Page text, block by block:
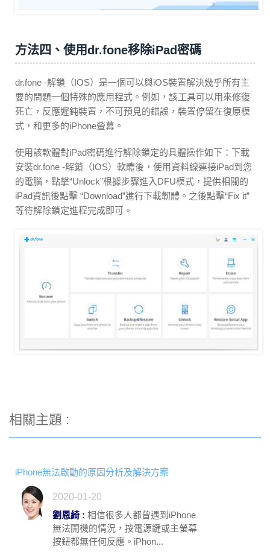
方法四、使用dr.fone移除iPad密碼
dr.fone -解鎖（IOS）是一個可以與iOS裝置解決幾乎所有主
要的問題一個特殊的應用程式。例如，該工具可以用來修復
死亡，反應遲鈍裝置，不可預見的錯誤，裝置停留在復原模
式，和更多的iPhone螢幕。
使用該軟體對iPad密碼進行解除鎖定的具體操作如下：下載
安裝dr.fone -解鎖（IOS）軟體後，使用資料線連接iPad到您
的電腦，點擊“Unlock”根據步驟進入DFU模式，提供相關的
iPad資訊後點擊 “Download”進行下載韌體。之後點擊“Fix it”
等待解除鎖定進程完成即可。
相關主題 :
iPhone無法啟動的原因分析及解決方案
2020-01-20
劉恩綺 : 相信很多人都曾遇到iPhone
無法開機的情況，按電源鍵或主螢幕
按鈕都無任何反應。iPhon...